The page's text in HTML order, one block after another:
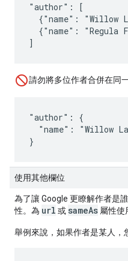
"author": [
{"name": "Willow
{"name": "Regula
]
請勿將多位作者合併在同
"author": {
"name": "Willow
}
使用其他欄位
為了讓 Google 更瞭解作者是
性。為 url 或 sameAs 屬性使
舉例來說，如果作者是某人，